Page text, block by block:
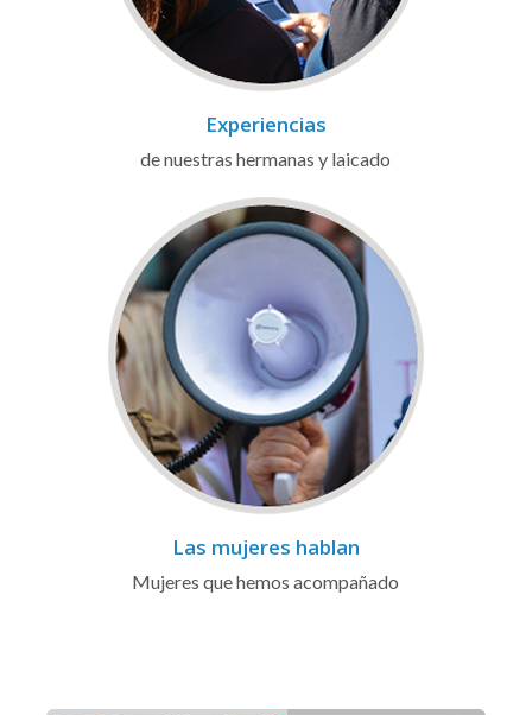
Experiencias
de nuestras hermanas y laicado
Las mujeres hablan
Mujeres que hemos acompañado